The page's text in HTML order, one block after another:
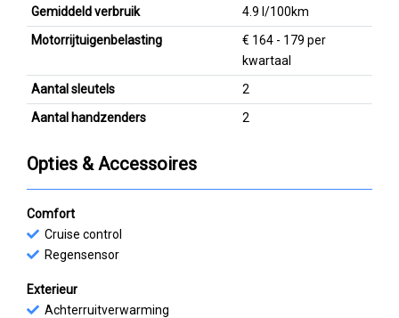
Gemiddeld verbruik
4.9 l/100km
Motorrijtuigenbelasting
€ 164 - 179 per
kwartaal
Aantal sleutels
2
Aantal handzenders
2
Opties & Accessoires
Comfort
Cruise control
Regensensor
Exterieur
Achterruitverwarming